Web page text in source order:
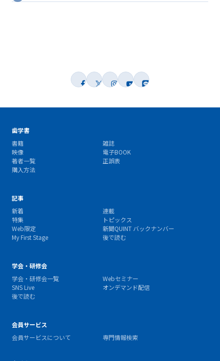
歯学書
書籍
雑誌
映像
電子BOOK
著者一覧
正誤表
購入方法
記事
新着
連載
特集
トピックス
Web限定
新聞QUINT バックナンバー
My First Stage
後で読む
学会・研修会
学会・研修会一覧
Webセミナー
SNS Live
オンデマンド配信
後で読む
会員サービス
会員サービスについて
専門情報検索